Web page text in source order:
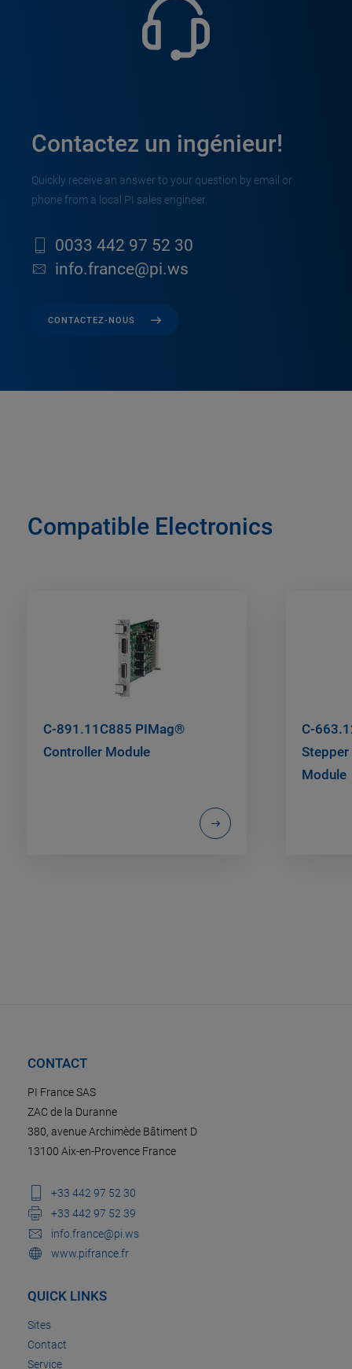
Contactez un ingénieur!
Quickly receive an answer to your question by email or
phone from a local PI sales engineer.
0033 442 97 52 30
info.france@pi.ws
CONTACTEZ-NOUS
Compatible Electronics
C-891.11C885 PIMag®
Controller Module
C-
Module
CONTACT
PI France SAS
ZAC de la Duranne
380, avenue Archimède Bâtiment D
13100 Aix-en-Provence France
+33 442 97 52 30
+33 442 97 52 39
info.france@pi.ws
www.pifrance.fr
QUICK LINKS
Sites
Contact
Service